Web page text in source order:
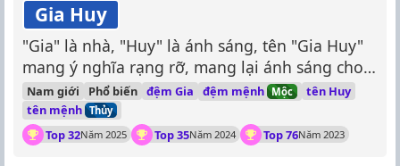
Gia Huy
"Gia" là nhà, "Huy" là ánh sáng, tên "Gia Huy"
mang ý nghĩa rạng rỡ, mang lại ánh sáng cho
gia đình.
Nam giới Phổ biến đệm Gia đệm mệnh Mộc
tên Huy
tên mệnh Thủy
Top 32Năm 2025 Top 35Năm 2024 Top 76Năm 2023